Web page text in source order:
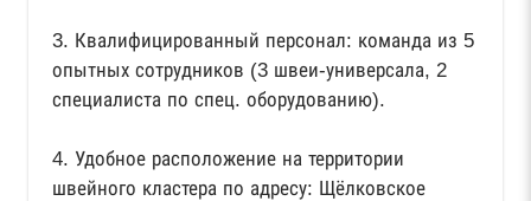
3. Квалифицированный персонал: команда из 5
опытных сотрудников (3 швеи-универсала, 2
специалиста по спец. оборудованию).
4. Удобное расположение на территории
швейного кластера по адресу: Щёлковское